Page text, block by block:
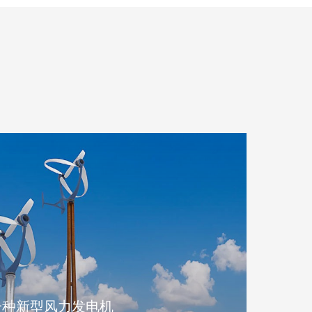
新型风力发电机